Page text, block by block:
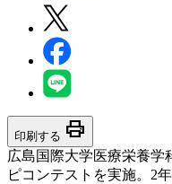
印刷する print
広島国際大学医療栄養学
ピコンテストを実施。2